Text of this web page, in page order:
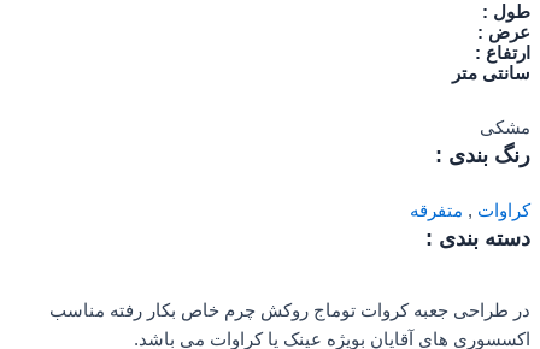
طول :
عرض :
ارتفاع :
سانتی متر
مشکی
رنگ بندی :
کراوات , متفرقه
دسته بندی :
در طراحی جعبه کروات توماج روکش چرم خاص بکار رفته مناسب
اکسسوری های آقایان بویژه عینک یا کراوات می باشد.